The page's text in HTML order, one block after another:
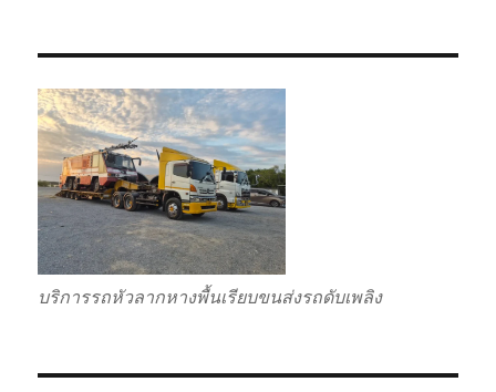
บริการรถหัวลากหางพื้นเรียบขนส่งรถดับเพลิง